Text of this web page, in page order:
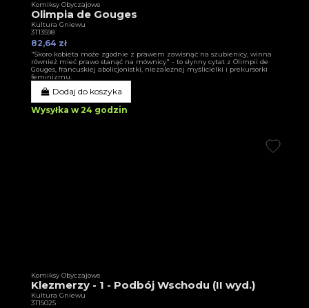
Komiksy Obyczajowe
Olimpia de Gouges
Kultura Gniewu
3T13598
82,64 zł
"Skoro kobieta może zgodnie z prawem zawisnąć na szubienicy, winna
również mieć prawo stanąć na mównicy" - to słynny cytat z Olimpii de
Gouges, francuskiej abolicjonistki, niezależnej myślicielki i prekursorki
feminizmu.
Dodaj do koszyka
Wysyłka w 24 godzin
Komiksy Obyczajowe
Klezmerzy - 1 - Podbój Wschodu (II wyd.)
Kultura Gniewu
3T15025